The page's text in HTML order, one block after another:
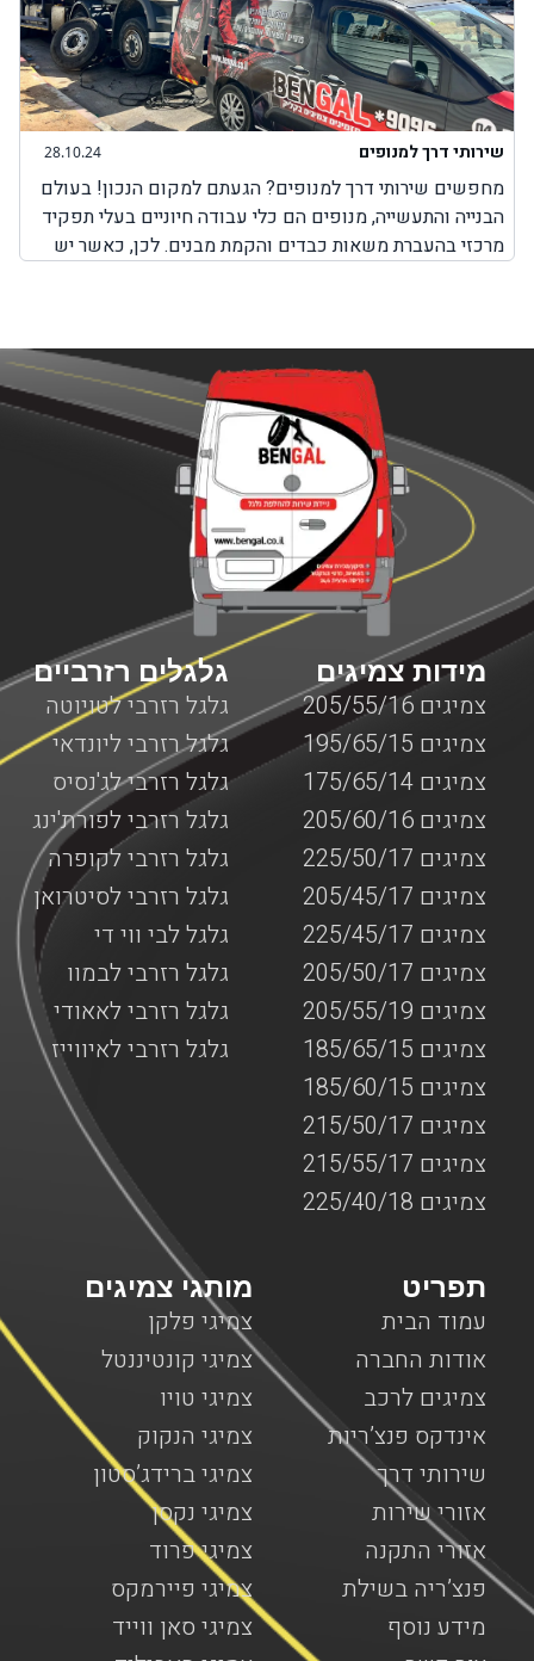
28.10.24 שירותי דרך למנופים
מחפשים שירותי דרך למנופים? הגעתם למקום הנכון! בעולם
הבנייה והתעשייה, מנופים הם כלי עבודה חיוניים בעלי תפקיד
מרכזי בהעברת משאות כבדים והקמת מבנים. לכן, כאשר יש
במנופים עלולות להתרחש בכל זמן, בשעות שבהן ניתן להגיע
למקום שבו אפשר לקבל שירותי תיקון למנופים או באמצע
הדרך בשעות שבהן אין שירותי דרך למנופים. לכן, חשוב
לדעת שחברת BenGal מציעה שירותי דרך למנופים בכל מקום
שבו אתם תקועים עם המנוף. לא משנה אם מדובר על צפון
הארץ, מרכזה, דרום או ירושלים, יצירת קשר עם חברת בן גל
יאפשר לכם לקבל את השירות המבוקש לכם כמה שיותר מהר,
עד המקום שבו אתם נמצאים עם המנוף כאשר כל השירותים
מוצעים על ידי צוות מקצועי ומנוסה המומחה בשירותי דרך
המותאמים למנופים.
גלגלים רזרביים
גלגל רזרבי לטויוטה
גלגל רזרבי ליונדאי
גלגל רזרבי לג'נסיס
גלגל רזרבי לפורת'ינג
גלגל רזרבי לקופרה
גלגל רזרבי לסיטרואן
גלגל לבי ווי די
גלגל רזרבי לבמוו
גלגל רזרבי לאאודי
גלגל רזרבי לאיווייז
מידות צמיגים
צמיגים 205/55/16
צמיגים 195/65/15
צמיגים 175/65/14
צמיגים 205/60/16
צמיגים 225/50/17
צמיגים 205/45/17
צמיגים 225/45/17
צמיגים 205/50/17
צמיגים 205/55/19
צמיגים 185/65/15
צמיגים 185/60/15
צמיגים 215/50/17
צמיגים 215/55/17
צמיגים 225/40/18
מותגי צמיגים
צמיגי פלקן
צמיגי קונטיננטל
צמיגי טויו
צמיגי הנקוק
צמיגי ברידג’סטון
צמיגי נקסן
צמיגי פרוד
צמיגי פיירמקס
צמיגי סאן ווייד
תפריט
עמוד הבית
אודות החברה
צמיגים לרכב
אינדקס פנצ’ריות
שירותי דרך
אזורי שירות
אזורי התקנה
פנצ’ריה בשילת
מידע נוסף